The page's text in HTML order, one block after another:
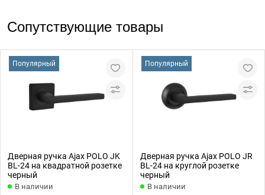
Сопутствующие товары
Популярный
Дверная ручка Ajax POLO JK
BL-24 на квадратной розетке
черный
В наличии
Популярный
Дверная ручка Ajax POLO JR
BL-24 на круглой розетке
черный
В наличии